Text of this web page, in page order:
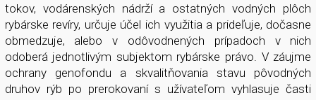
tokov, vodárenských nádrží a ostatných vodných plôch
rybárske revíry, určuje účel ich využitia a prideľuje, dočasne
obmedzuje, alebo v odôvodnených prípadoch v nich
odoberá jednotlivým subjektom rybárske právo. V záujme
ochrany genofondu a skvalitňovania stavu pôvodných
druhov rýb po prerokovaní s užívateľom vyhlasuje časti